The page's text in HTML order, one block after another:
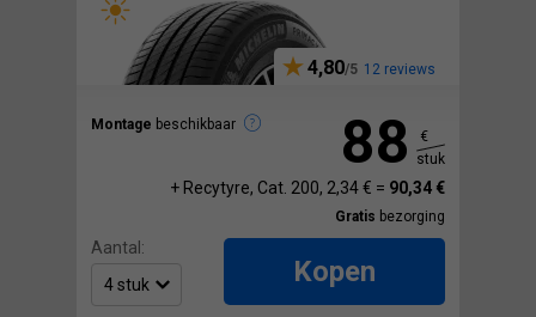
4,80 12 reviews
Montage beschikbaar 88
€
stuk
+ Recytyre, Cat. 200, 2,34 € = 90,34 €
Gratis bezorging
Aantal:
Kopen